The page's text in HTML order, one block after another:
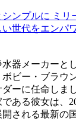
ンプルに ミリ
世代をエンパ
器メーカーと
ビー・ブラウ
ーに任命しま
ある彼女は、
される最新の